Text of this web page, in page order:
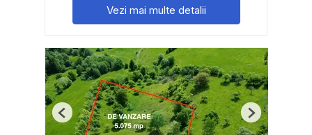
Vezi mai multe detalii
Previous Next